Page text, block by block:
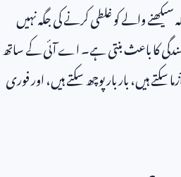
والے کو غلطی کرنے کی جگہ نہیں
کا باعث بنتی ہے۔ اے آئی کے ساتھ
سکتے ہیں، بار بار پوچھ سکتے ہیں، اور فوری